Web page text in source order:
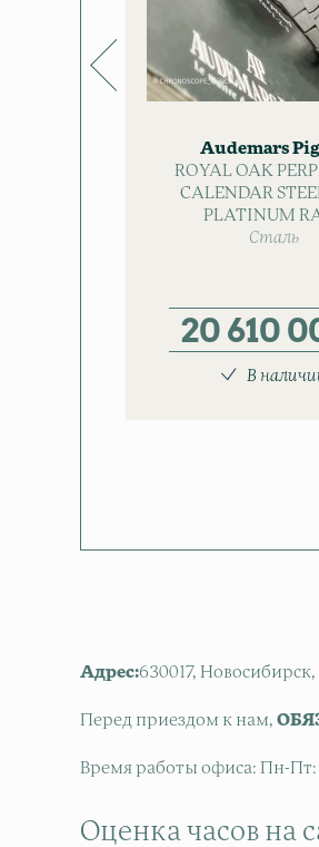
Audemars
ROYAL OAK
CALENDAR
PLATINUM
Сталь
20 610
В
Адрес:630017,
Перед приездом к нам,
Время работы офиса: Пн-Пт:
Оценка часов на